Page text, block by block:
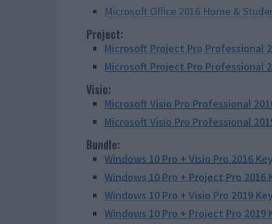
Microsoft Office 2016 Home &
Project:
Microsoft Project Pro Professional
Microsoft Project Pro Professional
Visio:
Microsoft Visio Pro Professional
Microsoft Visio Pro Professional
Bundle:
Windows 10 Pro + Visio Pro 2016
Windows 10 Pro + Project Pro 2016
Windows 10 Pro + Visio Pro 2019
Windows 10 Pro + Project Pro 2019